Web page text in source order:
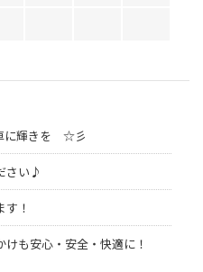
に輝きを ☆彡
さい♪
！
も安心・安全・快適に！